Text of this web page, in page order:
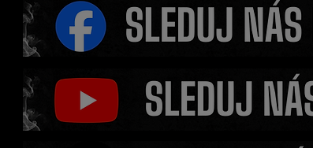
Šéf Oktagonu zažil ve Varech
šílenství. Fanoušci ho zastavovali
na každém kroku